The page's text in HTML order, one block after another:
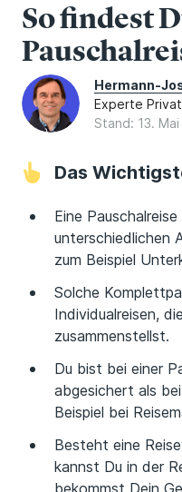
So findest
Hermann-
Experte
Stand: 13.
Das
Eine
unterschiedlichen
zum Beispiel
Solche
Individualreisen,
zusammenstellst.
Du bist bei einer
abgesichert als
Beispiel bei
Besteht eine
kannst Du in der
bekommst Dein